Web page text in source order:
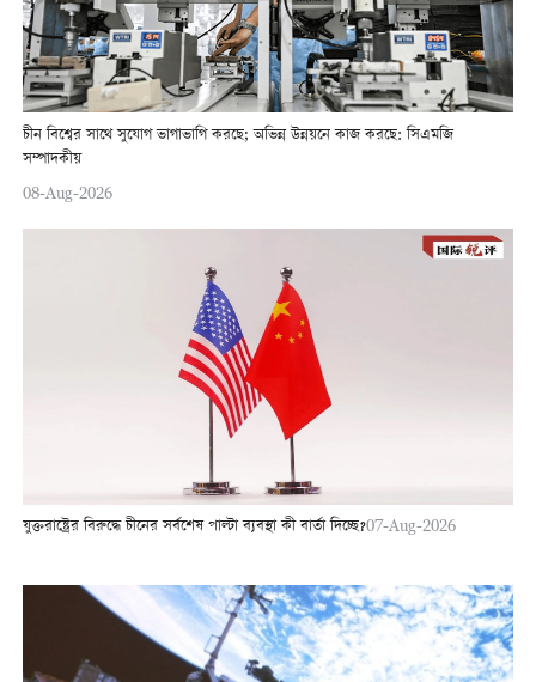
চীন বিশ্বের সাথে সুযোগ ভাগাভাগি করছে; অভিন্ন উন্নয়নে কাজ করছে: সিএমজি
সম্পাদকীয়
08-Aug-2026
যুক্তরাষ্ট্রের বিরুদ্ধে চীনের সর্বশেষ পাল্টা ব্যবস্থা কী বার্তা দিচ্ছে?07-Aug-2026